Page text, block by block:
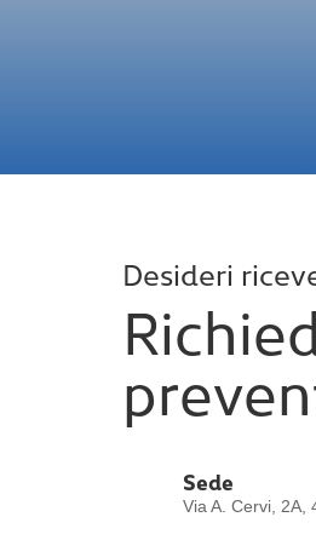
Desideri
Sede
Via A. Cervi, 2A,